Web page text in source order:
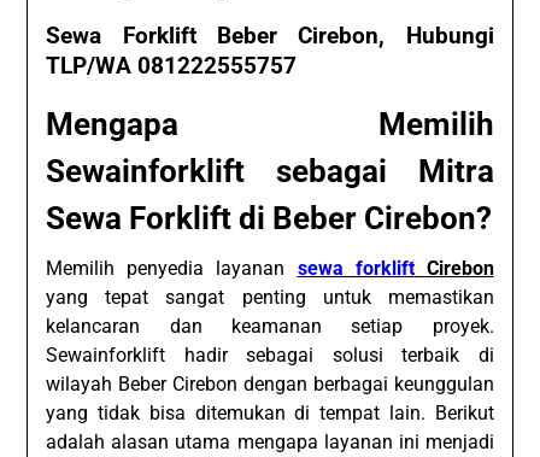
Sewa Forklift Beber Cirebon, Hubungi
TLP/WA 081222555757
Mengapa Memilih
Sewainforklift sebagai Mitra
Sewa Forklift di Beber Cirebon?
Memilih penyedia layanan sewa forkliftCirebon
yang tepat sangat penting untuk memastikan
kelancaran dan keamanan setiap proyek.
Sewainforklift hadir sebagai solusi terbaik di
wilayah Beber Cirebon dengan berbagai keunggulan
yang tidak bisa ditemukan di tempat lain. Berikut
adalah alasan utama mengapa layanan ini menjadi